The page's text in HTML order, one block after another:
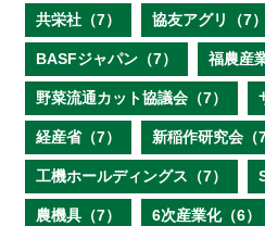
共栄社（7） 協友アグリ（7）
BASFジャパン（7） 福農産
野菜流通カット協議会（7）
経産省（7） 新稲作研究会（7
工機ホールディングス（7）
農機具（7） 6次産業化（6）